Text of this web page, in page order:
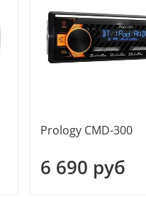
Prology CMD-300
6 690 руб